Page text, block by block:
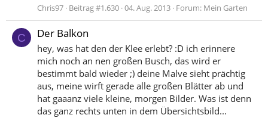
Chris97 Beitrag #1.630 04. Aug. 2013 Forum: Mein Garten
C Der Balkon
hey, was hat den der Klee erlebt? :D ich erinnere
mich noch an nen großen Busch, das wird er
bestimmt bald wieder ;) deine Malve sieht prächtig
aus, meine wirft gerade alle großen Blätter ab und
hat gaaanz viele kleine, morgen Bilder. Was ist denn
das ganz rechts unten in dem Übersichtsbild...